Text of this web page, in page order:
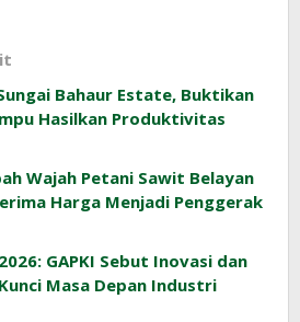
Bahaur Estate, Buktikan
Hasilkan Produktivitas
Wajah Petani Sawit Belayan
Harga Menjadi Penggerak
GAPKI Sebut Inovasi dan
Masa Depan Industri